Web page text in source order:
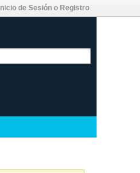
Inicio de Sesión o Registro